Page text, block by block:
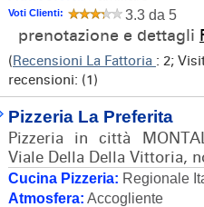
Voti Clienti: 3.3 da 5
prenotazione e dettagli
(Recensioni La Fattoria : 2;
recensioni: (1)
Pizzeria La Preferita
Pizzeria in città
Viale Della Della Vittoria,
Cucina Pizzeria: Regionale
Atmosfera: Accogliente